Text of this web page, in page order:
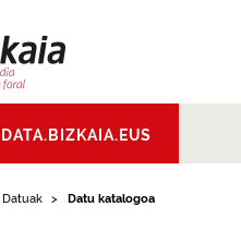
.Diputacion
Datuak Datu katalogoa